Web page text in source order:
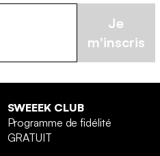
Je
m'inscris
SWEEEK CLUB
Programme de fidélité
GRATUIT